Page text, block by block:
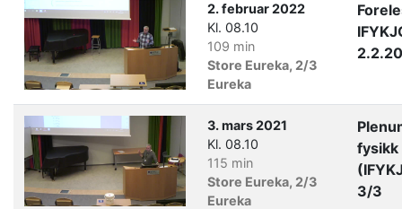
2. februar 2022
Kl. 08.10
109 min
Store Eureka, 2/3
Eureka
3. mars 2021
Kl. 08.10
115 min
Store Eureka, 2/3
Eureka
fysikk
3/3